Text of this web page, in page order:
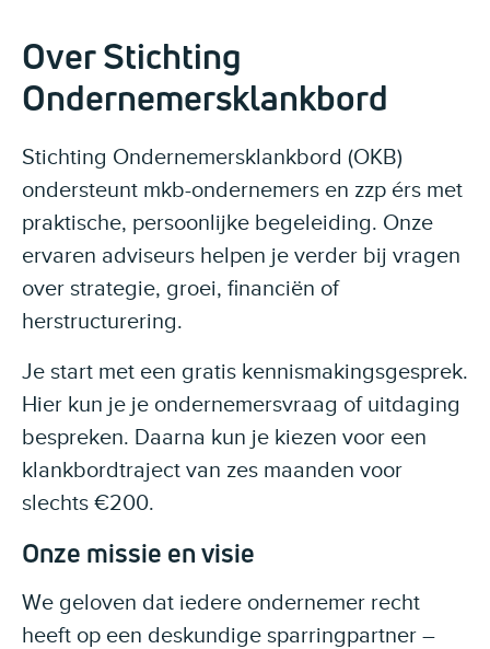
Over Stichting
Ondernemersklankbord
Stichting Ondernemersklankbord (OKB)
ondersteunt mkb-ondernemers en zzp érs met
praktische, persoonlijke begeleiding. Onze
ervaren adviseurs helpen je verder bij vragen
over strategie, groei, financiën of
herstructurering.
Je start met een gratis kennismakingsgesprek.
Hier kun je je ondernemersvraag of uitdaging
bespreken. Daarna kun je kiezen voor een
klankbordtraject van zes maanden voor
slechts €200.
Onze missie en visie
We geloven dat iedere ondernemer recht
heeft op een deskundige sparringpartner –